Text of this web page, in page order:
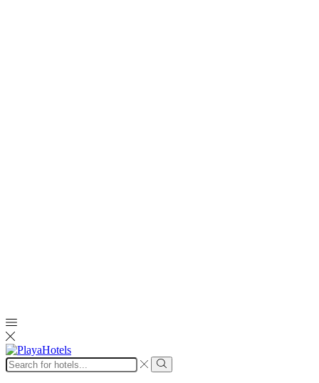
Search
input
Search